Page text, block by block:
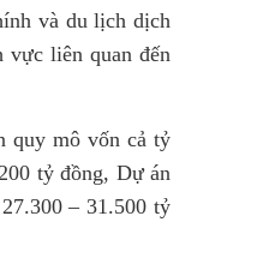
và du lịch dịch
vực liên quan đến
quy mô vốn cả tỷ
tỷ đồng, Dự án
– 31.500 tỷ